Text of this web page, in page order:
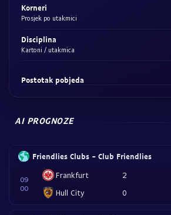
Korneri
Prosjek po utakmici
Disciplina
Kartoni / utakmica
Postotak pobjeda
AI PROGNOZE
Friendlies Clubs - Club Friendlies
09
00
Frankfurt
Hull City
2
0